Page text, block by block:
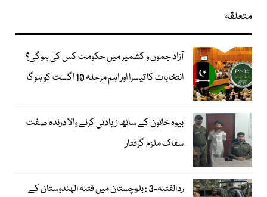
متعلقہ
آزاد جموں و کشمیر میں حکومت کس کی ہوگی؟
انتخابات کا تیسرا اور اہم مرحلہ 10 اگست کو ہوگا
بیوہ خاتون کے ساتھ زیادتی کرنے والا درندہ صفت
سفاک ملزم گرفتار
ردالفتنہ-3 : بلوچستان میں فتنہ الہندوستان کے